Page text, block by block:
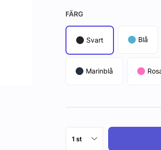
FÄRG
Svart Blå
Marinblå